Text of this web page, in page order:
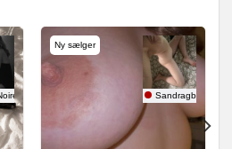
Ny sælger
Sandragbg93